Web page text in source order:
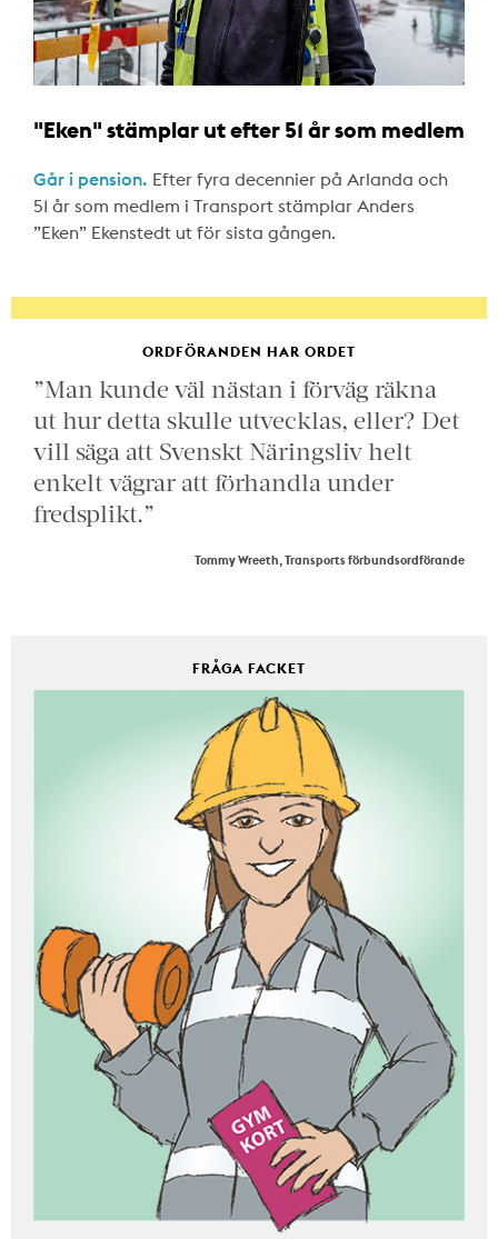
"Eken" stämplar ut efter 51 år som medlem
Går i pension. Efter fyra decennier på Arlanda och
51 år som medlem i Transport stämplar Anders
”Eken” Ekenstedt ut för sista gången.
ORDFÖRANDEN HAR ORDET
”Man kunde väl nästan i förväg räkna
ut hur detta skulle utvecklas, eller? Det
vill säga att Svenskt Näringsliv helt
enkelt vägrar att förhandla under
fredsplikt.”
Tommy Wreeth, Transports förbundsordförande
FRÅGA FACKET